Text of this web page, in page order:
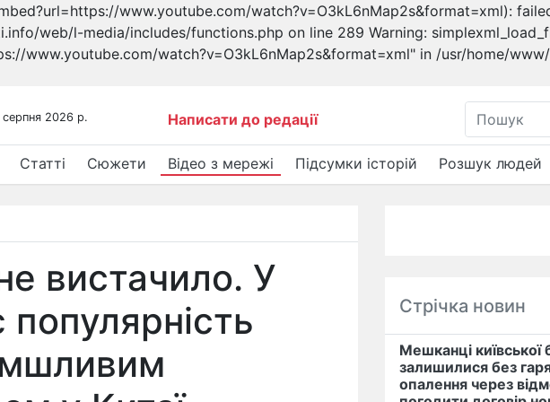
www.youtube.com/watch?v=O3kL6nMap2s&format=xml):
web/l-media/includes/functions.php on line 289 Warning:
www.youtube.com/watch?v=O3kL6nMap2s&format=xml" in /usr/home/
2026 р. Написати до редації
Статті Сюжети Відео з мережі Підсумки історій Розшук людей
вистачило. У
Стрічка новин
Мешканці київської
залишилися без
опалення через